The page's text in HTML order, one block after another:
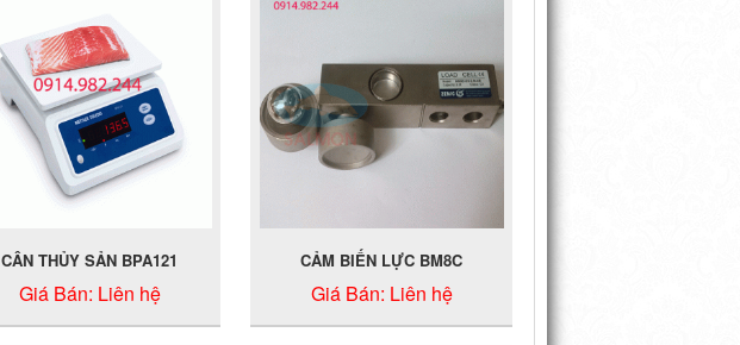
CÂN THỦY SẢN BPA121
Giá Bán: Liên hệ
CẢM BIẾN LỰC BM8C
Giá Bán: Liên hệ